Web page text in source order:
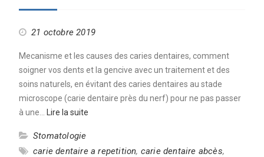
21 octobre 2019
Mecanisme et les causes des caries dentaires, comment
soigner vos dents et la gencive avec un traitement et des
soins naturels, en évitant des caries dentaires au stade
microscope (carie dentaire près du nerf) pour ne pas passer
à une…
Lire la suite
Stomatologie
carie dentaire a repetition, carie dentaire abcès,